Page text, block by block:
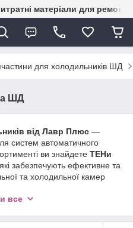
матеріали для ремонту
для холодильників ШД
ШД
від Лавр Плюс —
систем автоматичного
ви знайдете ТЕНи
, які забезпечують ефективне та
та холодильної камер
з міцних матеріалів,
доставку по всій Україні
все